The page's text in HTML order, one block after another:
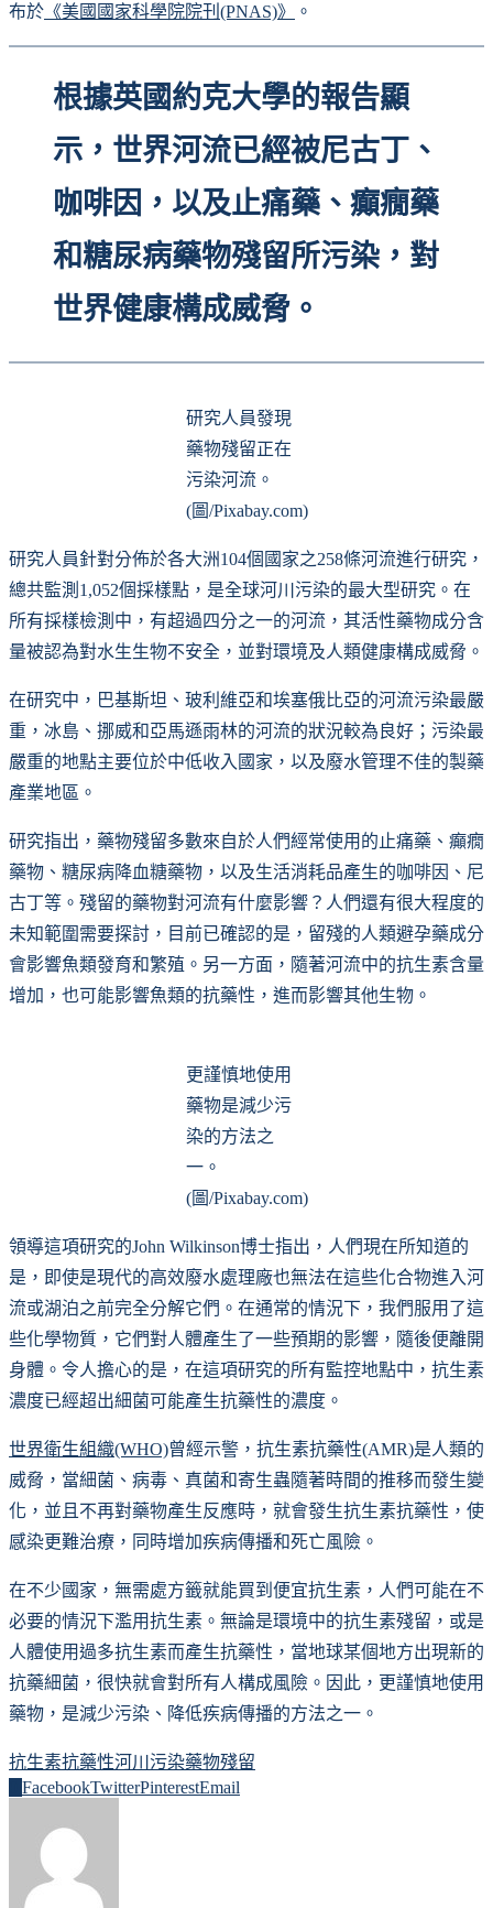
布於 《美國國家科學院院刊(PNAS)》 。
根據英國約克大學的報告顯
示，世界河流已經被尼古丁、
咖啡因，以及止痛藥、癲癇藥
和糖尿病藥物殘留所污染，對
世界健康構成威脅。
研究人員發現
藥物殘留正在
污染河流。
(圖/Pixabay.com)
研究人員針對分佈於各大洲104個國家之258條河流進行研究，
總共監測1,052個採樣點，是全球河川污染的最大型研究。在
所有採樣檢測中，有超過四分之一的河流，其活性藥物成分含
量被認為對水生生物不安全，並對環境及人類健康構成威脅。
在研究中，巴基斯坦、玻利維亞和埃塞俄比亞的河流污染最嚴
重，冰島、挪威和亞馬遜雨林的河流的狀況較為良好；污染最
嚴重的地點主要位於中低收入國家，以及廢水管理不佳的製藥
產業地區。
研究指出，藥物殘留多數來自於人們經常使用的止痛藥、癲癇
藥物、糖尿病降血糖藥物，以及生活消耗品產生的咖啡因、尼
古丁等。殘留的藥物對河流有什麼影響？人們還有很大程度的
未知範圍需要探討，目前已確認的是，留殘的人類避孕藥成分
會影響魚類發育和繁殖。另一方面，隨著河流中的抗生素含量
增加，也可能影響魚類的抗藥性，進而影響其他生物。
更謹慎地使用
藥物是減少污
染的方法之
一。
(圖/Pixabay.com)
領導這項研究的John Wilkinson博士指出，人們現在所知道的
是，即使是現代的高效廢水處理廠也無法在這些化合物進入河
流或湖泊之前完全分解它們。在通常的情況下，我們服用了這
些化學物質，它們對人體產生了一些預期的影響，隨後便離開
身體。令人擔心的是，在這項研究的所有監控地點中，抗生素
濃度已經超出細菌可能產生抗藥性的濃度。
世界衛生組織(WHO)曾經示警，抗生素抗藥性(AMR)是人類的
威脅，當細菌、病毒、真菌和寄生蟲隨著時間的推移而發生變
化，並且不再對藥物產生反應時，就會發生抗生素抗藥性，使
感染更難治療，同時增加疾病傳播和死亡風險。
在不少國家，無需處方籤就能買到便宜抗生素，人們可能在不
必要的情況下濫用抗生素。無論是環境中的抗生素殘留，或是
人體使用過多抗生素而產生抗藥性，當地球某個地方出現新的
抗藥細菌，很快就會對所有人構成風險。因此，更謹慎地使用
藥物，是減少污染、降低疾病傳播的方法之一。
抗生素抗藥性河川污染藥物殘留
FacebookTwitterPinterestEmail